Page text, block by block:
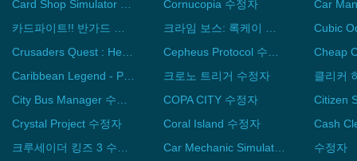
Card Shop Simulator Multiplayer 수정자
Cornucopia 수정자
Car
카드파이트!! 반가드 디어데이즈 수정자
크라임 보스: 록케이 시티 수정자
Cubic
Crusaders Quest : Hero Town 수정자
Cepheus Protocol 수정자
Caribbean Legend - Pirate Open-World RPG 수정자
크로노 트리거 수정자
클리커
City Bus Manager 수정자
COPA CITY 수정자
Citizen
Crystal Project 수정자
Coral Island 수정자
크루세이더 킹즈 3 수정자
Car Mechanic Simulator 2018 수정자
수정자